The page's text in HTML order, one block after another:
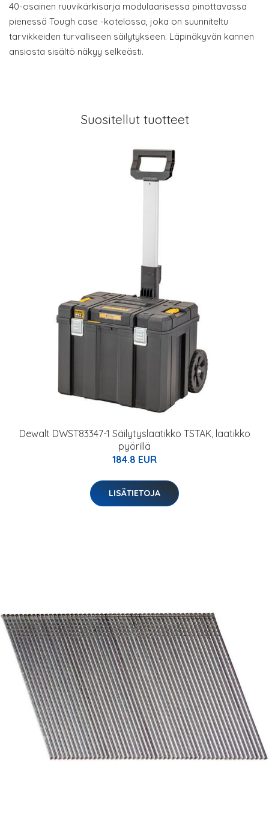
40-osainen ruuvikärkisarja modulaarisessa pinottavassa
pienessä Tough case -kotelossa, joka on suunniteltu
tarvikkeiden turvalliseen säilytykseen. Läpinäkyvän kannen
ansiosta sisältö näkyy selkeästi.
Suositellut tuotteet
Dewalt DWST83347-1 Säilytyslaatikko TSTAK, laatikko
pyörillä
184.8 EUR
LISÄTIETOJA